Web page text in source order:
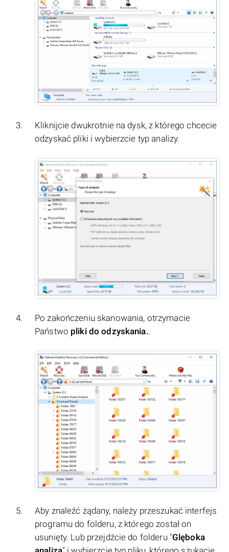
Kliknijcie dwukrotnie na dysk, z którego chcecie
odzyskać pliki i wybierzcie typ analizy.
Po zakończeniu skanowania, otrzymacie
Państwo pliki do odzyskania..
Aby znaleźć żądany, należy przeszukać interfejs
programu do folderu, z którego został on
usunięty. Lub przejdźcie do folderu "Glęboka